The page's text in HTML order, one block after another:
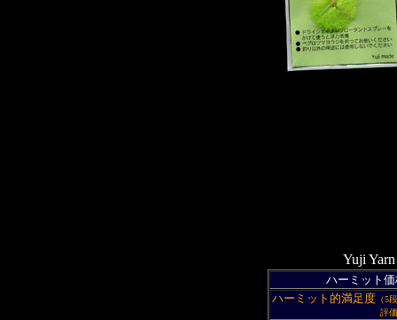
Yuji
ハーミット価
ハーミット的満足度（5
評